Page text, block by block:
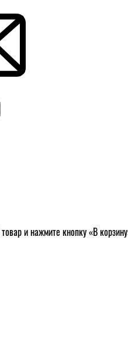
и нажмите кнопку «В